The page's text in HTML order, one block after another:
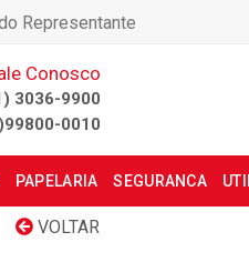
Representante
Conosco
3036-9900
0010
PAPELARIA SEGURANCA
VOLTAR